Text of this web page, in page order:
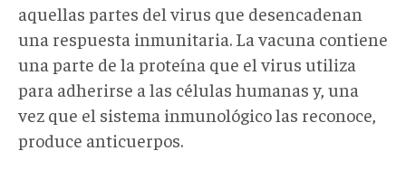
aquellas partes del virus que desencadenan
una respuesta inmunitaria. La vacuna contiene
una parte de la proteína que el virus utiliza
para adherirse a las células humanas y, una
vez que el sistema inmunológico las reconoce,
produce anticuerpos.